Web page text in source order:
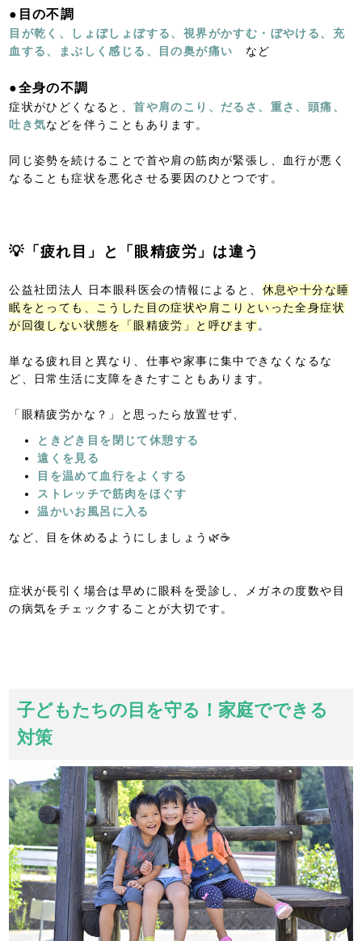
●目の不調
目が乾く、しょぼしょぼする、視界がかすむ・ぼやける、充
血する、まぶしく感じる、目の奥が痛い など
●全身の不調
症状がひどくなると、首や肩のこり、だるさ、重さ、頭痛、
吐き気などを伴うこともあります。
同じ姿勢を続けることで首や肩の筋肉が緊張し、血行が悪く
なることも症状を悪化させる要因のひとつです。
💡「疲れ目」と「眼精疲労」は違う
公益社団法人 日本眼科医会の情報によると、 休息や十分な睡
眠をとっても、こうした目の症状や肩こりといった全身症状
が回復しない状態を「眼精疲労」と呼びます 。
単なる疲れ目と異なり、仕事や家事に集中できなくなるな
ど、日常生活に支障をきたすこともあります。
「眼精疲労かな？」と思ったら放置せず、
ときどき目を閉じて休憩する
遠くを見る
目を温めて血行をよくする
ストレッチで筋肉をほぐす
温かいお風呂に入る
など、目を休めるようにしましょう🌿☕
症状が長引く場合は早めに眼科を受診し、メガネの度数や目
の病気をチェックすることが大切です。
子どもたちの目を守る！家庭でできる
対策